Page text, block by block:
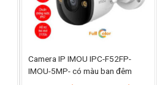
Camera IP IMOU IPC-F52FP-
IMOU-5MP- có màu ban đêm